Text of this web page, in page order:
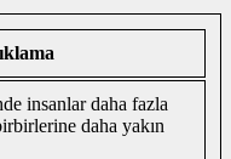
insanlar daha fazla
daha yakın